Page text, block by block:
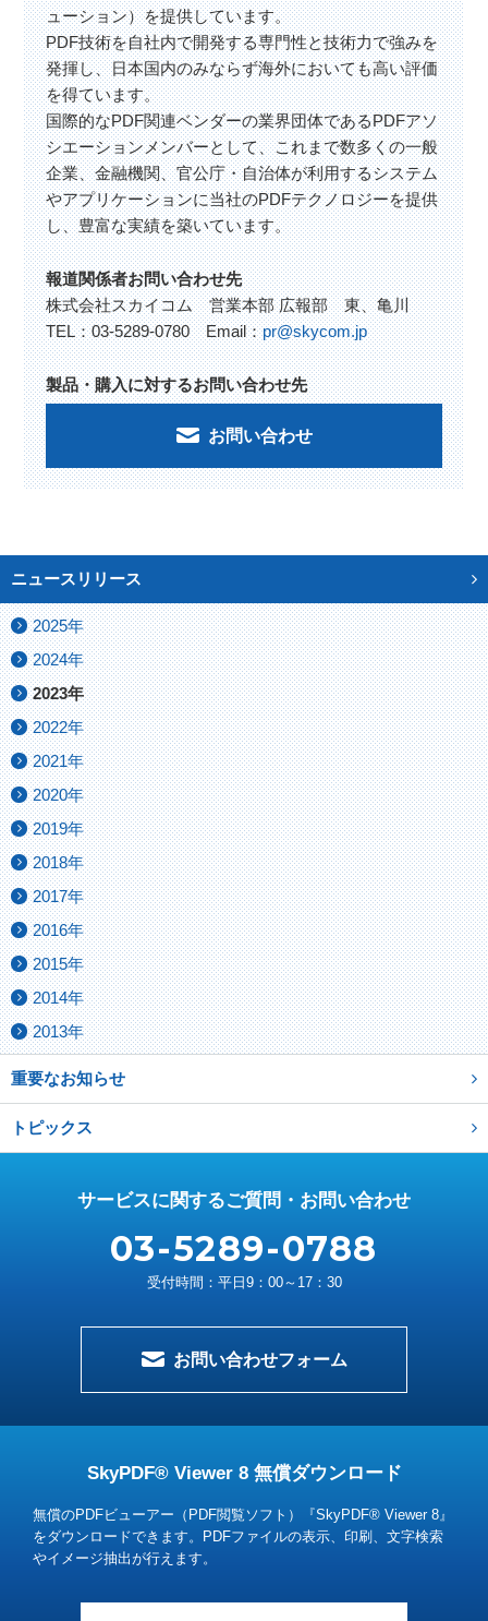
ューション）を提供しています。
PDF技術を自社内で開発する専門性と技術力で強みを
発揮し、日本国内のみならず海外においても高い評価
を得ています。
国際的なPDF関連ベンダーの業界団体であるPDFアソ
シエーションメンバーとして、これまで数多くの一般
企業、金融機関、官公庁・自治体が利用するシステム
やアプリケーションに当社のPDFテクノロジーを提供
し、豊富な実績を築いています。
報道関係者お問い合わせ先
株式会社スカイコム 営業本部 広報部 東、亀川
TEL：03-5289-0780 Email：pr@skycom.jp
製品・購入に対するお問い合わせ先
お問い合わせ
ニュースリリース
2025年
2024年
2023年
2022年
2021年
2020年
2019年
2018年
2017年
2016年
2015年
2014年
2013年
重要なお知らせ
トピックス
サービスに関するご質問・お問い合わせ
03-5289-0788
受付時間：平日9：00～17：30
お問い合わせフォーム
SkyPDF® Viewer 8 無償ダウンロード
無償のPDFビューアー（PDF閲覧ソフト）『SkyPDF® Viewer 8』
をダウンロードできます。
PDFファイルの表示、印刷、文字検索
やイメージ抽出が行えます。